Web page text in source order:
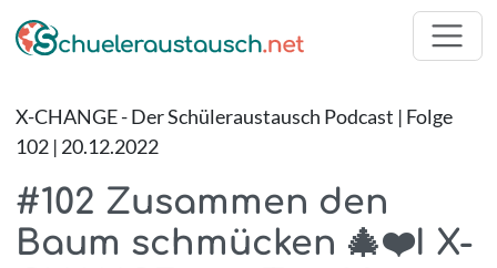
X-CHANGE - Der Schüleraustausch Podcast | Folge
102 | 20.12.2022
#102 Zusammen den
Baum schmücken 🎄❤️I X-